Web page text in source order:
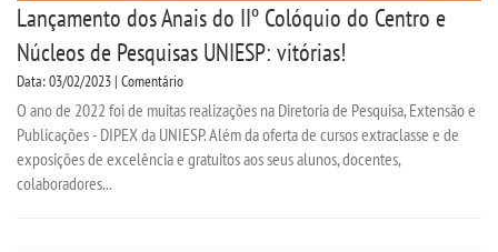
Lançamento dos Anais do IIº Colóquio do Centro e
Núcleos de Pesquisas UNIESP: vitórias!
Data: 03/02/2023 | Comentário
O ano de 2022 foi de muitas realizações na Diretoria de Pesquisa, Extensão e
Publicações - DIPEX da UNIESP. Além da oferta de cursos extraclasse e de
exposições de excelência e gratuitos aos seus alunos, docentes,
colaboradores...